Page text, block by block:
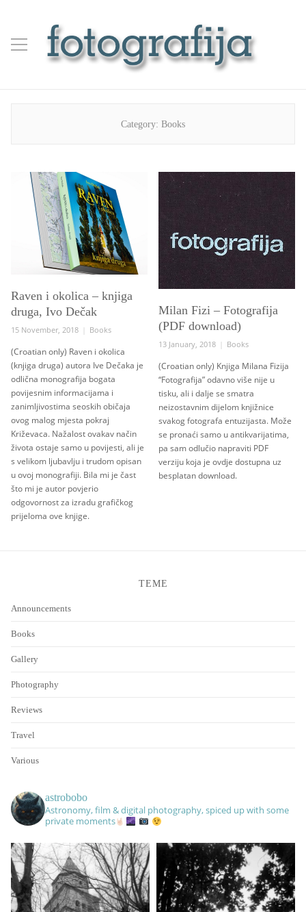
Category: Books
Raven i okolica – knjiga
druga, Ivo Dečak
Posted
15 November, 2018 Categories
Books
(Croatian only) Raven i okolica
(knjiga druga) autora Ive Dečaka je
odlična monografija bogata
povijesnim informacijama i
zanimljivostima seoskih običaja
ovog malog mjesta pokraj
Križevaca. Nažalost ovakav način
života ostaje samo u povijesti, ali je
s velikom ljubavlju i trudom opisan
u ovoj monografiji. Bila mi je čast
što mi je autor povjerio
odgovornost za izradu grafičkog
prijeloma ove knjige.
Milan Fizi – Fotografija
(PDF download)
Posted
13 January, 2018 Categories
Books
(Croatian only) Knjiga Milana Fizija
“Fotografija” odavno više nije u
tisku, ali i dalje se smatra
neizostavnim dijelom knjižnice
svakog fotografa entuzijasta. Može
se pronaći samo u antikvarijatima,
pa sam odlučio napraviti PDF
verziju koja je ovdje dostupna uz
besplatan download.
TEME
Announcements
Books
Gallery
Photography
Reviews
Travel
Various
astrobobo
Astronomy, film & digital photography, spiced up with some
private moments